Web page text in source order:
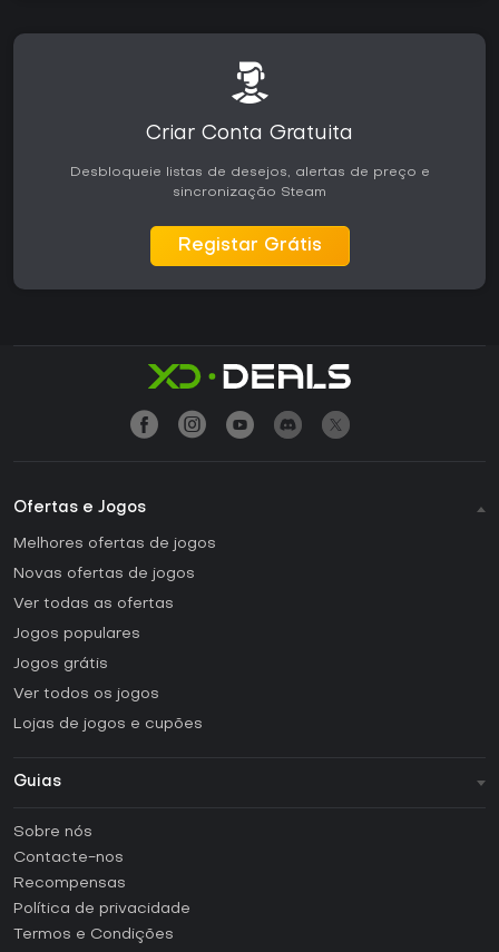
Criar Conta Gratuita
Desbloqueie listas de desejos, alertas de preço e
sincronização Steam
Registar Grátis
Ofertas e Jogos
Melhores ofertas de jogos
Novas ofertas de jogos
Ver todas as ofertas
Jogos populares
Jogos grátis
Ver todos os jogos
Lojas de jogos e cupões
Guias
Como ativar uma CD Key Steam?
Como ativar uma CD Key Epic Games?
Como ativar uma CD Key GOG?
Sobre nós
Contacte-nos
Recompensas
Política de privacidade
Termos e Condições